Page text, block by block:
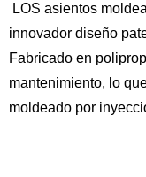
LOS asientos
innovador diseño
Fabricado en
mantenimiento, lo
moldeado por